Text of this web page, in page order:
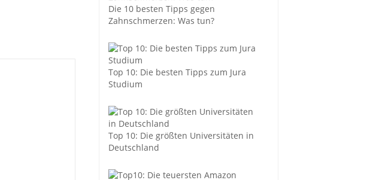
Die 10 besten Tipps gegen
Zahnschmerzen: Was tun?
Top 10: Die besten Tipps zum Jura
Studium
Top 10: Die größten Universitäten in
Deutschland